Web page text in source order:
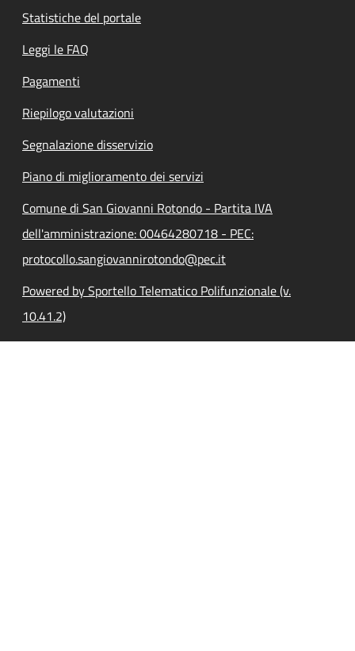
Statistiche del portale
Leggi le FAQ
Pagamenti
Riepilogo valutazioni
Segnalazione disservizio
Piano di miglioramento dei servizi
Comune di San Giovanni Rotondo - Partita IVA
dell'amministrazione: 00464280718 - PEC:
protocollo.sangiovannirotondo@pec.it
Powered by Sportello Telematico Polifunzionale (v.
10.41.2)